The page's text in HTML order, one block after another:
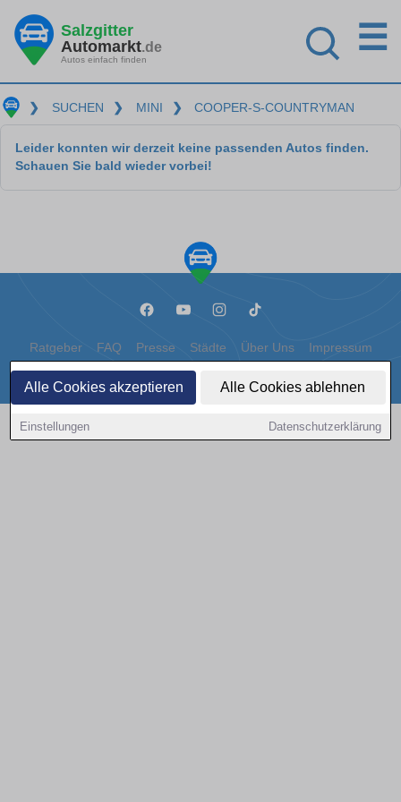
Alle Cookies akzeptieren Alle Cookies ablehnen
Einstellungen Datenschutzerklärung
Salzgitter
Automarkt.de
Autos einfach finden
☰
❯ SUCHEN ❯ MINI ❯ COOPER-S-COUNTRYMAN
Leider konnten wir derzeit keine passenden Autos finden.
Schauen Sie bald wieder vorbei!
Ratgeber FAQ Presse Städte Über Uns Impressum
Datenschutz Cookies
Copyright © 2000 - 2026 | 1A Infosysteme GmbH | Content by: 1a-sites-autos